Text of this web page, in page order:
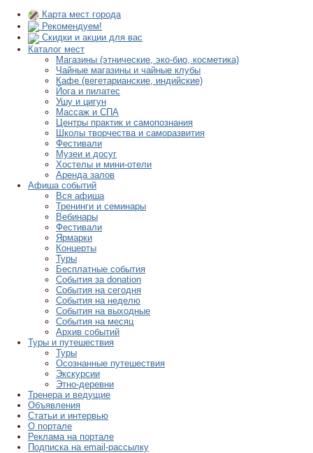
Карта мест города
Рекомендуем!
Скидки и акции для вас
Каталог мест
Магазины (этнические, эко-био, косметика)
Чайные магазины и чайные клубы
Кафе (вегетарианские, индийские)
Йога и пилатес
Ушу и цигун
Массаж и СПА
Центры практик и самопознания
Школы творчества и саморазвития
Фестивали
Музеи и досуг
Хостелы и мини-отели
Аренда залов
Афиша событий
Вся афиша
Тренинги и семинары
Вебинары
Фестивали
Ярмарки
Концерты
Туры
Бесплатные события
События за donation
События на сегодня
События на неделю
События на выходные
События на месяц
Архив событий
Туры и путешествия
Туры
Осознанные путешествия
Экскурсии
Этно-деревни
Тренера и ведущие
Объявления
Статьи и интервью
О портале
Реклама на портале
Подписка на email-рассылку